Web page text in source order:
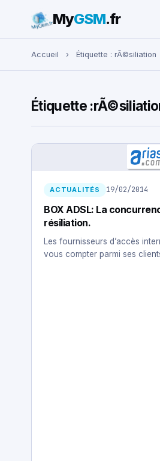
Rechercher :
MyGSM.fr
Accueil › Étiquette : rÃ©siliation
Étiquette :
ACTUALITÉS 19/02/2014
BOX ADSL: La
résiliation.
Les fournisseurs d’accès
vous compter parmi ses